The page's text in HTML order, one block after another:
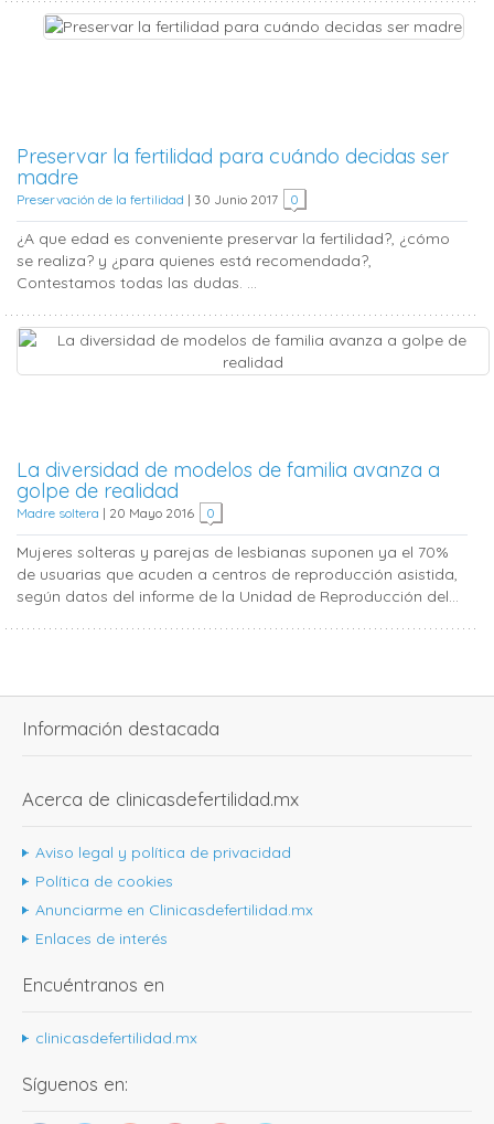
Preservar la fertilidad para cuándo decidas ser
madre
Preservación de la fertilidad | 30 Junio 2017 0
¿A que edad es conveniente preservar la fertilidad?, ¿cómo
se realiza? y ¿para quienes está recomendada?,
Contestamos todas las dudas. ...
La diversidad de modelos de familia avanza a
golpe de realidad
Madre soltera | 20 Mayo 2016 0
Mujeres solteras y parejas de lesbianas suponen ya el 70%
de usuarias que acuden a centros de reproducción asistida,
según datos del informe de la Unidad de Reproducción del...
Información destacada
Acerca de clinicasdefertilidad.mx
Aviso legal y política de privacidad
Política de cookies
Anunciarme en Clinicasdefertilidad.mx
Enlaces de interés
Encuéntranos en
clinicasdefertilidad.mx
Síguenos en: